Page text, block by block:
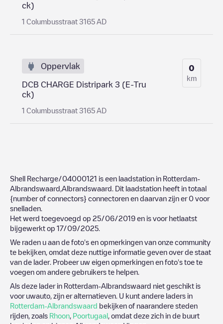
ck)
1 Columbusstraat 3165 AD
Oppervlak
DCB CHARGE Distripark 3 (E-Tru
ck)
1 Columbusstraat 3165 AD
0
km
Shell Recharge/04000121 is een laadstation in Rotterdam-
Albrandswaard Albrandswaard . Dit laadstation heeft in totaal
{number of connectors} connectoren en daarvan zijn er 0 voor
snelladen.
Het werd toegevoegd op 25/06/2019 en is voor hetlaatst
bijgewerkt op 17/09/2025
We raden u aan de foto's en opmerkingen van onze community
te bekijken, omdat deze nuttige informatie geven over de staat
van de lader. Probeer uw eigen opmerkingen en foto's toe te
voegen om andere gebruikers te helpen.
Als deze lader in Rotterdam-Albrandswaard niet geschikt is
voor uwauto, zijn er alternatieven. U kunt andere laders in
Rotterdam-Albrandswaard bekijken of naarandere steden
rijden, zoals Rhoon Poortugaal , omdat deze zich in de buurt